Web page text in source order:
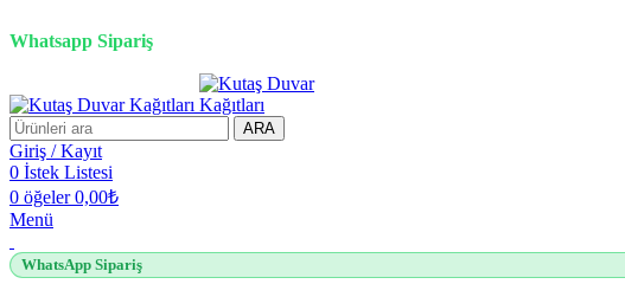
Whatsapp Sipariş
ARA
Giriş / Kayıt
0 İstek Listesi
0 öğeler 0,00₺
Menü
WhatsApp Sipariş